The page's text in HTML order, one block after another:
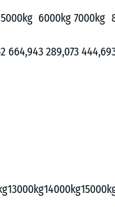
5000kg 6000kg 7000kg
2 664,943 289,073 444,69
13000kg14000kg